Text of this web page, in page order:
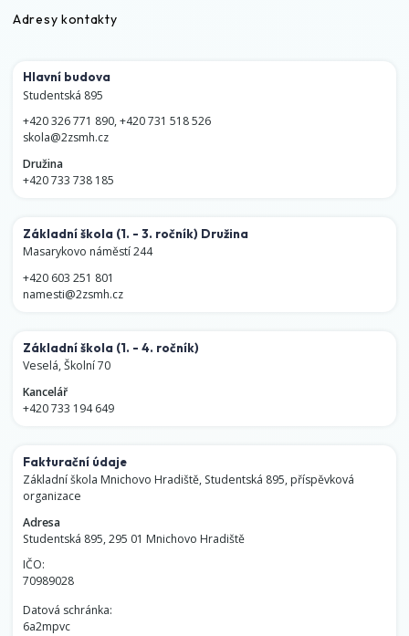
Adresy kontakty
Hlavní budova
Studentská 895
+420 326 771 890,+420 731 518 526
skola@2zsmh.cz
Družina
+420 733 738 185
Základní škola (1. - 3. ročník) Družina
Masarykovo náměstí 244
+420 603 251 801
namesti@2zsmh.cz
Základní škola (1. - 4. ročník)
Veselá, Školní 70
Kancelář
+420 733 194 649
Fakturační údaje
Základní škola Mnichovo Hradiště, Studentská 895, příspěvková
organizace
Adresa
Studentská 895, 295 01 Mnichovo Hradiště
IČO:
70989028
Datová schránka:
6a2mpvc